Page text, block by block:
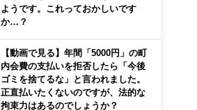
ようです。これっておかしいです
か…？
【動画で見る】年間「5000円」の町
内会費の支払いを拒否したら「今後
ゴミを捨てるな」と言われました。
正直払いたくないのですが、法的な
拘束力はあるのでしょうか？